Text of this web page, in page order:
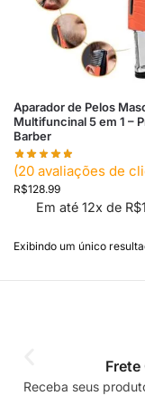
Aparador de Pelos
Multifuncinal 5 em 1 –
Barber
(20 avaliações de
R$128.99
Em até 12x de R$
Exibindo um único
Receba seus